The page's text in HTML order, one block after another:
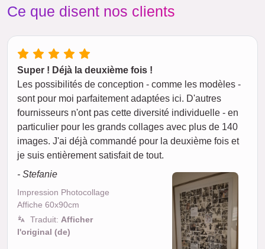
Ce que disent nos clients
Super ! Déjà la deuxième fois !
Les possibilités de conception - comme les modèles -
sont pour moi parfaitement adaptées ici. D'autres
fournisseurs n'ont pas cette diversité individuelle - en
particulier pour les grands collages avec plus de 140
images. J'ai déjà commandé pour la deuxième fois et
je suis entièrement satisfait de tout.
- Stefanie
Impression Photocollage
Affiche 60x90cm
Traduit: Afficher
l'original (de)